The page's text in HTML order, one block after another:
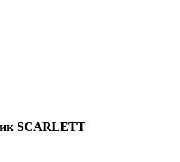
SCARLETT